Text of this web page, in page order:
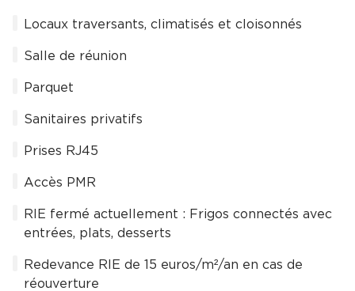
Locaux traversants, climatisés et cloisonnés
Salle de réunion
Parquet
Sanitaires privatifs
Prises RJ45
Accès PMR
RIE fermé actuellement : Frigos connectés avec
entrées, plats, desserts
Redevance RIE de 15 euros/m²/an en cas de
réouverture